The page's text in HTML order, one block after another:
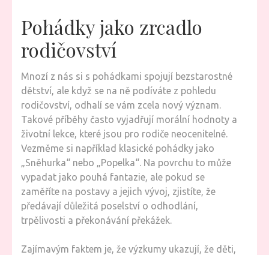
Pohádky jako zrcadlo
rodičovství
Mnozí z nás si s pohádkami spojují bezstarostné
dětství, ale když se na ně podíváte z pohledu
rodičovství, odhalí se vám zcela nový význam.
Takové příběhy často vyjadřují morální hodnoty a
životní lekce, které jsou pro rodiče neocenitelné.
Vezměme si například klasické pohádky jako
„Sněhurka“ nebo „Popelka“. Na povrchu to může
vypadat jako pouhá fantazie, ale pokud se
zaměříte na postavy a jejich vývoj, zjistíte, že
předávají důležitá poselství o odhodlání,
trpělivosti a překonávání překážek.
Zajímavým faktem je, že výzkumy ukazují, že děti,